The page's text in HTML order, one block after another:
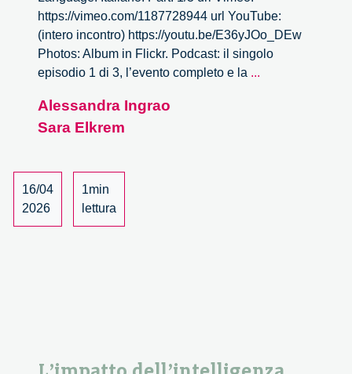
https://vimeo.com/1187728944 url YouTube:
(intero incontro) https://youtu.be/E36yJOo_DEw
Photos: Album in Flickr. Podcast: il singolo
episodio 1 di 3, l’evento completo e la ...
Alessandra Ingrao
Sara Elkrem
16/04
2026
1min
lettura